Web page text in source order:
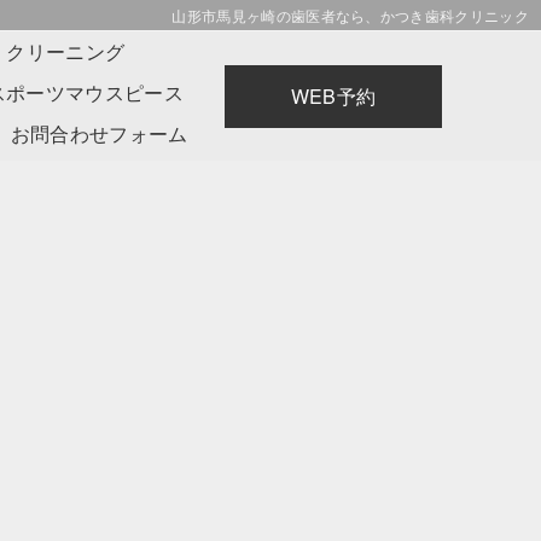
山形市馬見ヶ崎の歯医者なら、かつき歯科クリニック
クリーニング
ポーツマウスピース
お問合わせフォーム
WEB予約